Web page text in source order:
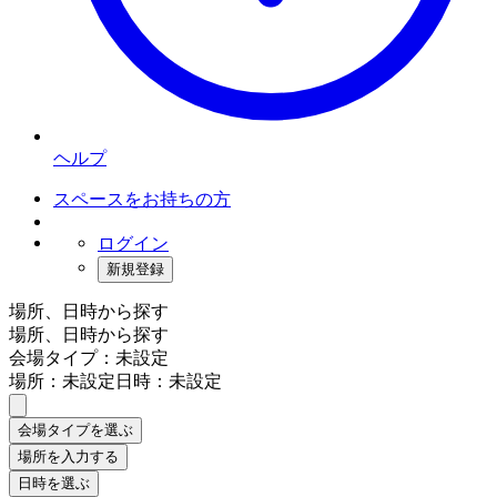
ヘルプ
スペースをお持ちの方
ログイン
新規登録
場所、日時から探す
場所、日時から探す
会場タイプ：未設定
場所：未設定日時：未設定
会場タイプを選ぶ
場所を入力する
日時を選ぶ